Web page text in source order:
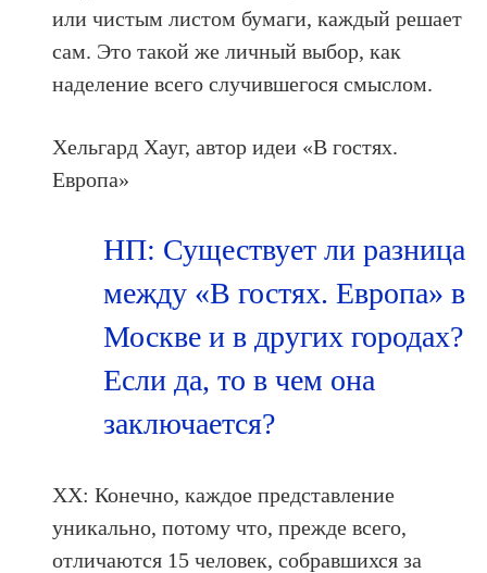
или чистым листом бумаги, каждый решает
сам. Это такой же личный выбор, как
наделение всего случившегося смыслом.
Хельгард Хауг, автор идеи «В гостях.
Европа»
НП: Существует ли разница
между «В гостях. Европа» в
Москве и в других городах?
Если да, то в чем она
заключается?
ХХ: Конечно, каждое представление
уникально, потому что, прежде всего,
отличаются 15 человек, собравшихся за